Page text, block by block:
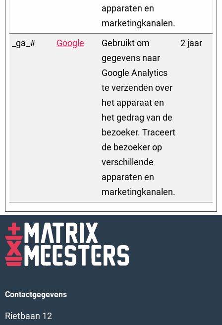
apparaten en
marketingkanalen.
_ga_# Google
Gebruikt om
gegevens naar
Google Analytics
te verzenden over
het apparaat en
het gedrag van de
bezoeker. Traceert
de bezoeker op
verschillende
apparaten en
marketingkanalen.
2 jaar
Contactgegevens
Rietbaan 12